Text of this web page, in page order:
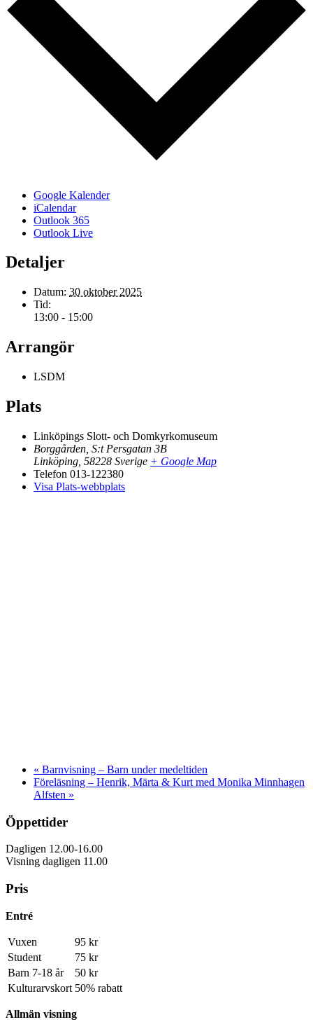
Google Kalender
iCalendar
Outlook 365
Outlook Live
Detaljer
Datum: 30 oktober 2025
Tid:
13:00 - 15:00
Arrangör
LSDM
Plats
Linköpings Slott- och Domkyrkomuseum
Borggården, S:t Persgatan 3B
Linköping 58228 Sverige + Google Map
Telefon 013-122380
Visa Plats-webbplats
« Barnvisning – Barn under medeltiden
Föreläsning – Henrik, Märta & Kurt med Monika Minnhagen
Alfsten »
Öppettider
Dagligen 12.00-16.00
Visning dagligen 11.00
Pris
Entré
Vuxen
95 kr
Student
75 kr
Barn 7-18 år
50 kr
Kulturarvskort 50% rabatt
Allmän visning